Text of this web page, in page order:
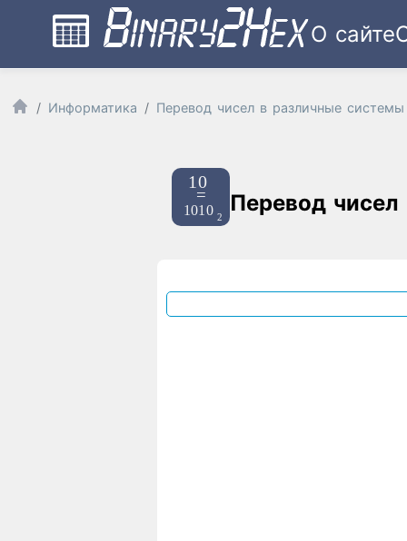
О сайте
Информатика Перевод чисел в различные системы
Перевод